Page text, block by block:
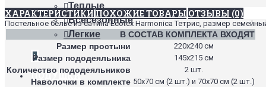
Теплые
Всесезонные
Легкие
+
ПОДУШКИ
ХАРАКТЕРИСТИКИ ПОХОЖИЕ ТОВАРЫ ОТЗЫВЫ (0)
Постельное белье из сатина Ecotex Harmonica Тетрис, размер
В СОСТАВ КОМПЛЕКТА ВХОДЯТ
Размер простыни
220х240 см
Размер пододеяльника 145х215 см
Количество пододеяльников 2 шт.
Наволочки в комплекте 50х70 см (2 шт.) и 70х70 см (2 шт.)